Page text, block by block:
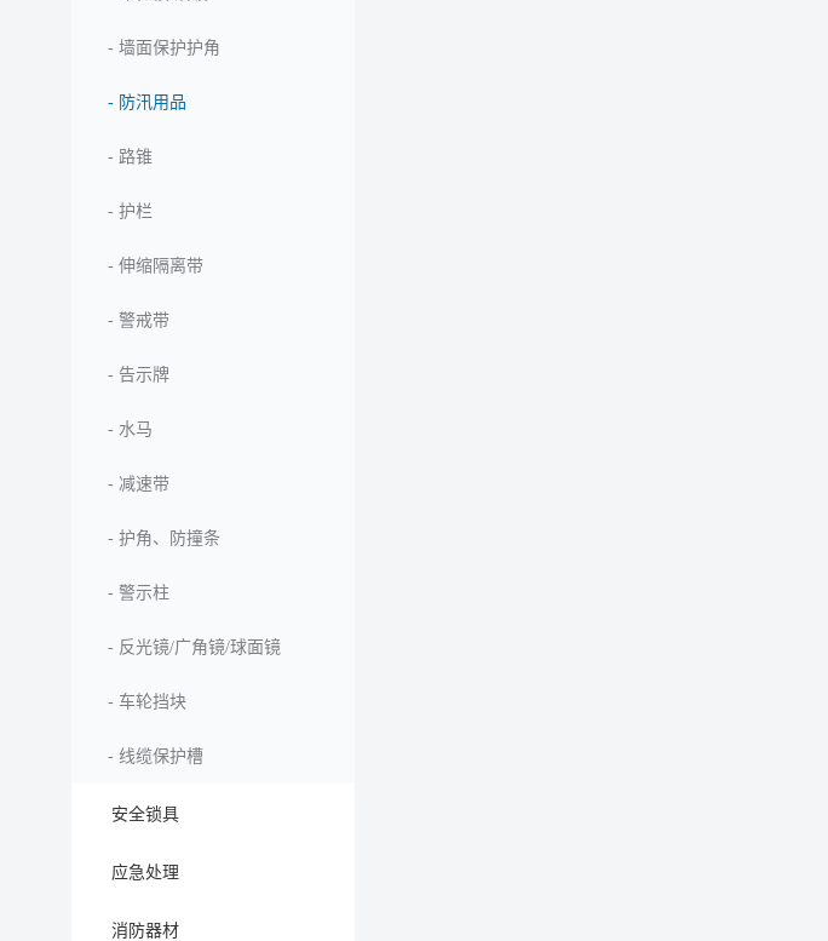
- 墙面保护护角
- 防汛用品
- 路锥
- 护栏
- 伸缩隔离带
- 警戒带
- 告示牌
- 水马
- 减速带
- 护角、防撞条
- 警示柱
- 反光镜/广角镜/球面镜
- 车轮挡块
- 线缆保护槽
安全锁具
应急处理
消防器材